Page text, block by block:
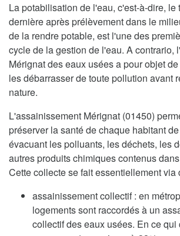
La potabilisation de l'eau, c'est-à-dire, le
dernière après prélèvement dans le
de la rendre potable, est l'une des
cycle de la gestion de l'eau. A contrario,
Mérignat des eaux usées a pour objet
les débarrasser de toute pollution avant
nature.
L'assainissement Mérignat (01450)
préserver la santé de chaque habitant
évacuant les polluants, les déchets, les
autres produits chimiques contenus
Cette collecte se fait essentiellement via
assainissement collectif : en
logements sont raccordés à un
collectif des eaux usées. En ce qui